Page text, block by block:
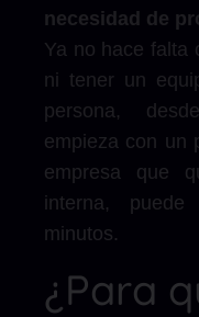
necesidad de
Ya no hace falta
ni tener un
persona,
empieza con un
empresa que
interna,
minutos.
¿Para